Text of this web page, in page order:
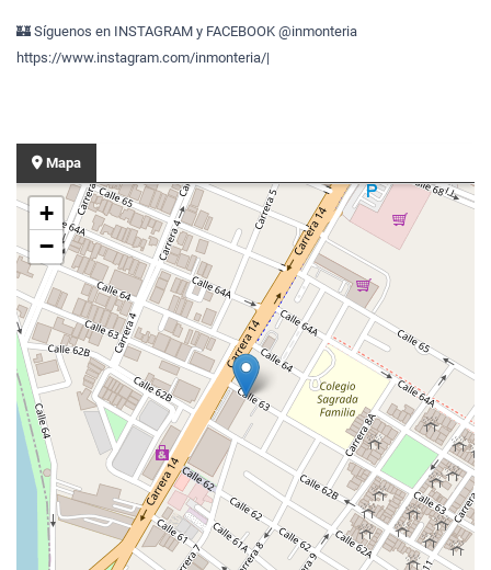
🏰 Síguenos en INSTAGRAM y FACEBOOK @inmonteria
https://www.instagram.com/inmonteria/|
Mapa
+
−